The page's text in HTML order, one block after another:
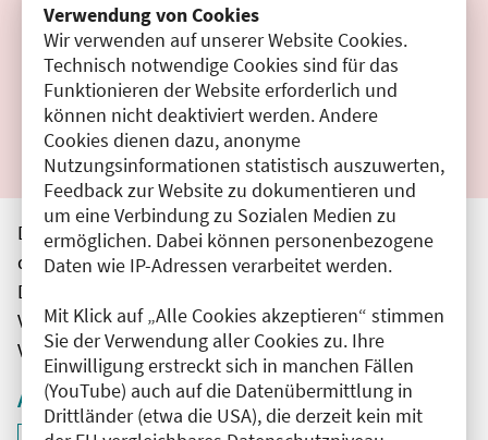
Verwendung von Cookies
Wir verwenden auf unserer Website Cookies.
Technisch notwendige Cookies sind für das
Funktionieren der Website erforderlich und
können nicht deaktiviert werden. Andere
Cookies dienen dazu, anonyme
Nutzungsinformationen statistisch auszuwerten,
Feedback zur Website zu dokumentieren und
um eine Verbindung zu Sozialen Medien zu
ermöglichen. Dabei können personenbezogene
Daten wie IP-Adressen verarbeitet werden.
Mit Klick auf „Alle Cookies akzeptieren“ stimmen
Sie der Verwendung aller Cookies zu. Ihre
Einwilligung erstreckt sich in manchen Fällen
(YouTube) auch auf die Datenübermittlung in
Drittländer (etwa die USA), die derzeit kein mit
Filter zurücksetzen
Ergebnisse drucken
Die hier aufgeführten Veranstaltungen entsprechen
den unmittelbar vom Veranstalter getätigten Angaben.
Die Ärztekammer Berlin übernimmt keine
Verantwortung für den Inhalt, die Haftung obliegt dem
Veranstalter.
Aktive Filter